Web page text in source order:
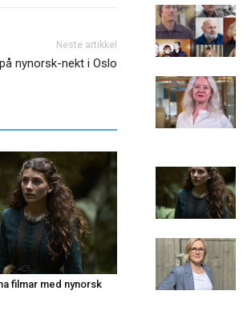
Neste artikkel
nynorsk-nekt i Oslo
filmar med nynorsk